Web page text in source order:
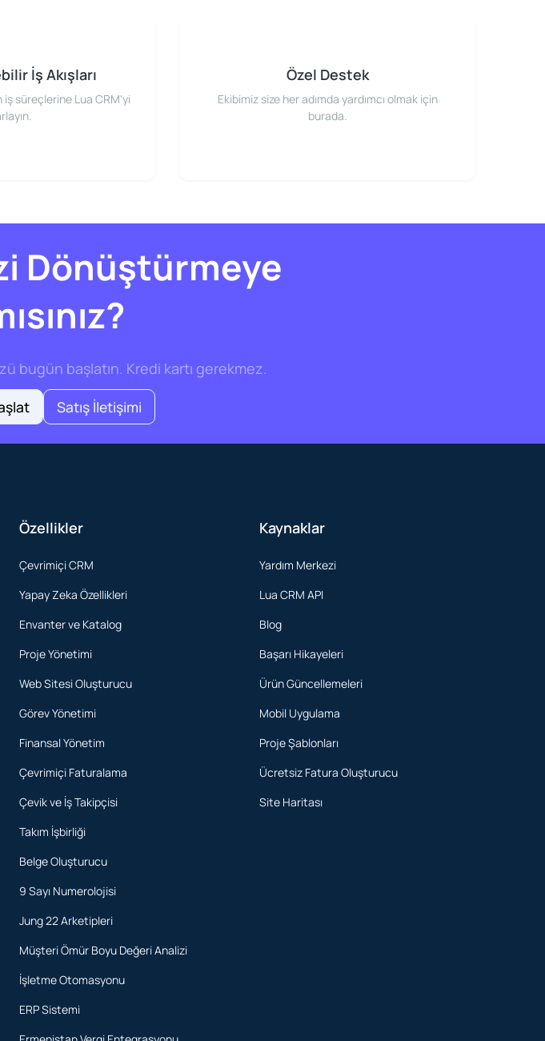
İş Akışları
süreçlerine Lua CRM'yi
Özel Destek
Ekibimiz size her adımda yardımcı olmak için
burada.
Dönüştürmeye
bugün başlatın. Kredi kartı gerekmez.
Satış İletişimi
Özellikler
Çevrimiçi CRM
Yapay Zeka Özellikleri
Envanter ve Katalog
Proje Yönetimi
Web Sitesi Oluşturucu
Görev Yönetimi
Finansal Yönetim
Çevrimiçi Faturalama
Çevik ve İş Takipçisi
Takım İşbirliği
Belge Oluşturucu
9 Sayı Numerolojisi
Jung 22 Arketipleri
Müşteri Ömür Boyu Değeri Analizi
İşletme Otomasyonu
ERP Sistemi
Kaynaklar
Yardım Merkezi
Lua CRM API
Blog
Başarı Hikayeleri
Ürün Güncellemeleri
Mobil Uygulama
Proje Şablonları
Ücretsiz Fatura Oluşturucu
Site Haritası